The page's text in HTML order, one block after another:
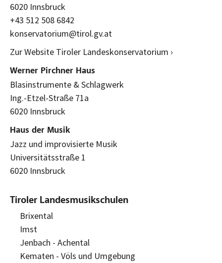
6020 Innsbruck
+43 512 508 6842
konservatorium@tirol.gv.at
Zur Website Tiroler Landeskonservatorium ›
Werner Pirchner Haus
Blasinstrumente & Schlagwerk
Ing.-Etzel-Straße 71a
6020 Innsbruck
Haus der Musik
Jazz und improvisierte Musik
Universitätsstraße 1
6020 Innsbruck
Tiroler Landesmusikschulen
Brixental
Imst
Jenbach - Achental
Kematen - Völs und Umgebung